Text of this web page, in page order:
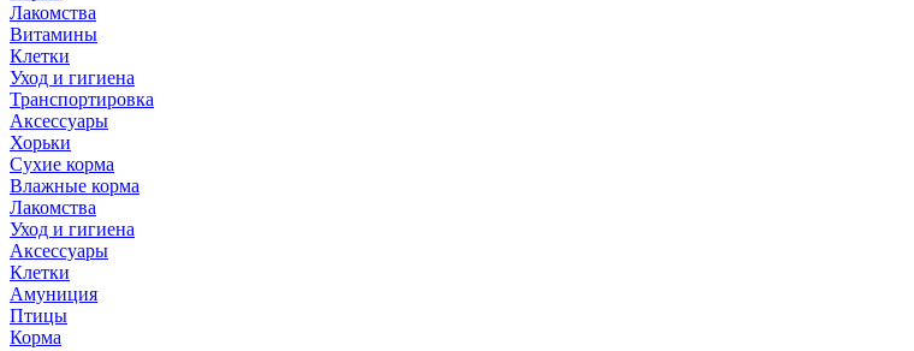
Лакомства
Витамины
Клетки
Уход и гигиена
Транспортировка
Аксессуары
Хорьки
Сухие корма
Влажные корма
Лакомства
Уход и гигиена
Аксессуары
Клетки
Амуниция
Птицы
Корма